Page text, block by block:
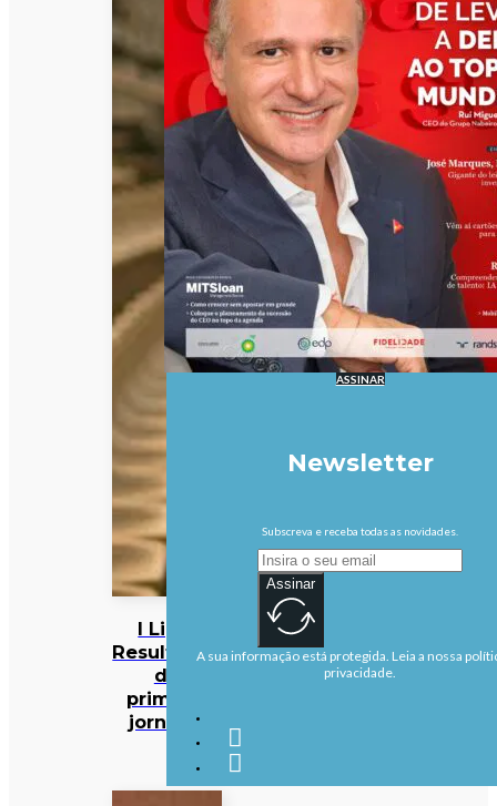
I Liga:
Resultados
da
primeira
jornada
ASSINAR
Newsletter
Subscreva e receba todas as novidades.
Assinar
A sua informação está protegida. Leia a nossa
privacidade.